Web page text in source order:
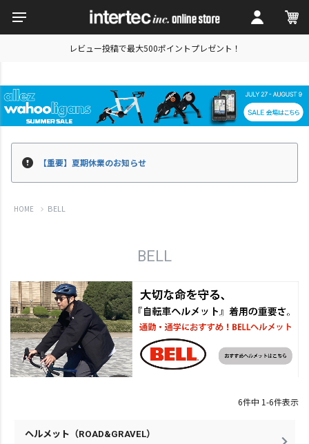
レビュー投稿で最大500ポイントプレゼント！
【重要】夏期休業のお知らせ
HOME BELL
BELL
6件中 1-6件表示
ヘルメット（ROAD&GRAVEL）